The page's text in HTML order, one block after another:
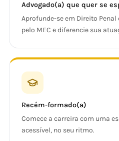
Advogado(a) que quer se
Aprofunde-se em Direito
pelo MEC e diferencie sua
Recém-formado(a)
Comece a carreira com uma
acessível, no seu ritmo.